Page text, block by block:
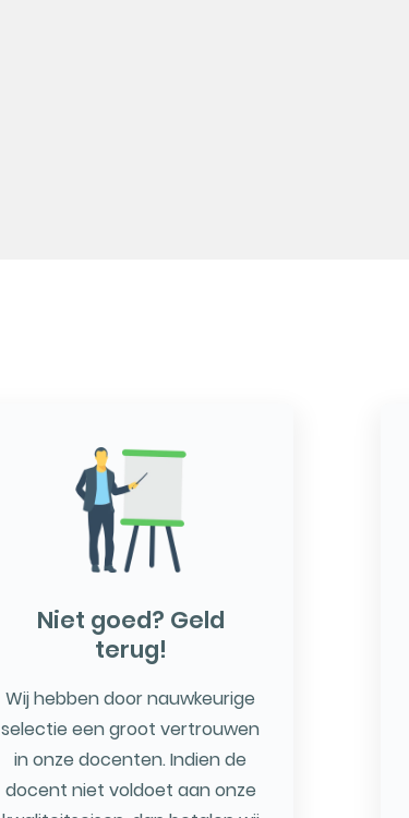
Niet goed? Geld
terug!
Wij hebben door nauwkeurige
selectie een groot vertrouwen
in onze docenten. Indien de
docent niet voldoet aan onze